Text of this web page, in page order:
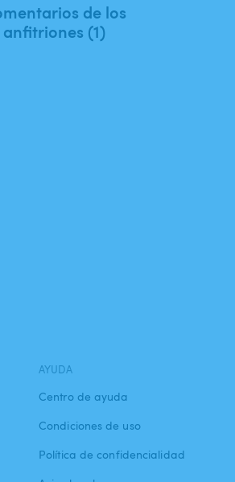
de los
anfitriones (1)
AYUDA
Centro de ayuda
Condiciones de uso
Política de confidencialidad